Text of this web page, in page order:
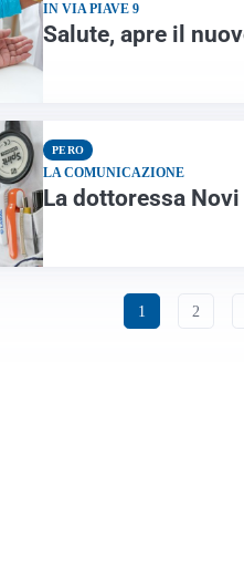
IN VIA PIAVE 9
Salute, apre il
PERO
LA COMUNICAZIONE
La dottoressa
1 2